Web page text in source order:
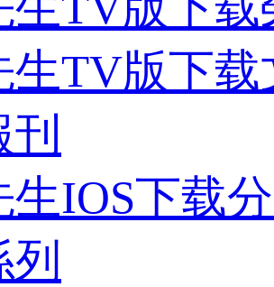
生TV版下载
刊
生IOS下载
列